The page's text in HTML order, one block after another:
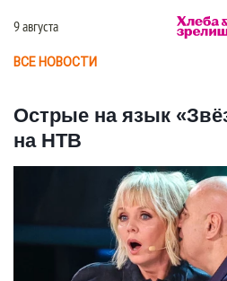
9 августа
ВСЕ НОВОСТИ
Острые на язык
на НТВ